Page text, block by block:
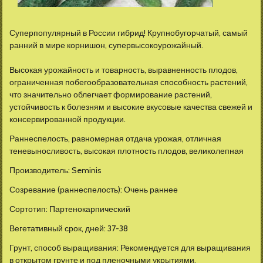
Суперпопулярный в России гибрид! Крупнобугорчатый, самый
ранний в мире корнишон, супервысокоурожайный.
Высокая урожайность и товарность, выравненность плодов,
ограниченная побегообразовательная способность растений,
что значительно облегчает формирование растений,
устойчивость к болезням и высокие вкусовые качества свежей и
консервированной продукции.
Раннеспелость, равномерная отдача урожая, отличная
теневыносливость, высокая плотность плодов, великолепная
Производитель: Seminis
Созревание (раннеспелость): Очень раннее
Сортотип: Партенокарпический
Вегетативный срок, дней: 37-38
Грунт, способ выращивания: Рекомендуется для выращивания
в открытом грунте и под пленочными укрытиями.